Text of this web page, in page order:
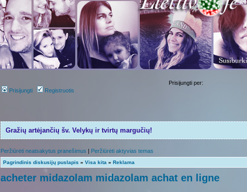
Prisijungti Registruotis
Prisijungti per:
Gražių artėjančių šv. Velykų ir tvirtų margučių!
Peržiūrėti neatsakytus pranešimus | Peržiūrėti aktyvias temas
Pagrindinis diskusijų puslapis » Visa kita » Reklama
acheter midazolam midazolam achat en ligne